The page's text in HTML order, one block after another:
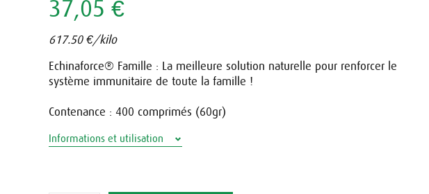
37,05 €
617.50 €/kilo
Echinaforce® Famille : La meilleure solution naturelle pour renforcer le
système immunitaire de toute la famille !
Contenance : 400 comprimés (60gr)
Informations et utilisation